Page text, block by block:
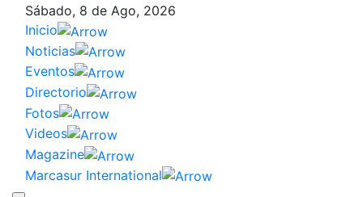
Sábado, 8 de Ago, 2026
Inicio
Noticias
Eventos
Directorio
Fotos
Videos
Magazine
Marcasur International